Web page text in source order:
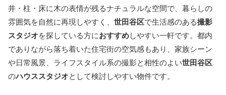
井・柱・床に木の表情が残るナチュラルな空間で、暮らしの
雰囲気を自然に再現しやすく、 世田谷区で生活感のある撮影
スタジオを探している方におすすめしやすい一軒です。都内
でありながら落ち着いた住宅街の空気感もあり、家族シーン
や日常風景、ライフスタイル系の撮影と相性のよい世田谷区
のハウススタジオとして検討しやすい物件です。